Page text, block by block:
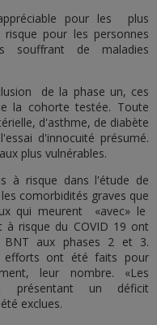
pour les plus
pour les personnes
souffrant de maladies
de la phase un, ces
la cohorte testée. Toute
d'asthme, de diabète
d'innocuité présumé.
plus vulnérables.
à risque dans l'étude de
comorbidités graves que
qui meurent «avec» le
à risque du COVID 19 ont
BNT aux phases 2 et 3.
efforts ont été faits pour
leur nombre. «Les
présentant un déficit
exclues.